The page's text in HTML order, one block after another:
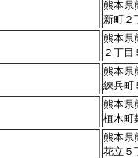
熊本県
新町２
熊本県
２丁
熊本県
練兵町
熊本県
植木町
熊本県
花立５